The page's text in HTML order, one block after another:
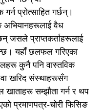
प्रोत्साहित गर्छन्।
अभियानहरूलाई वैध
जसले प्राप्तकर्ताहरूलाई
यहाँ छलफल गरिएका
कुनै पनि वास्तविक
खरिद संस्थाहरूसँग
सम्झौता गर्न र थप
प्रमाणपत्र-चोरी फिसिङ